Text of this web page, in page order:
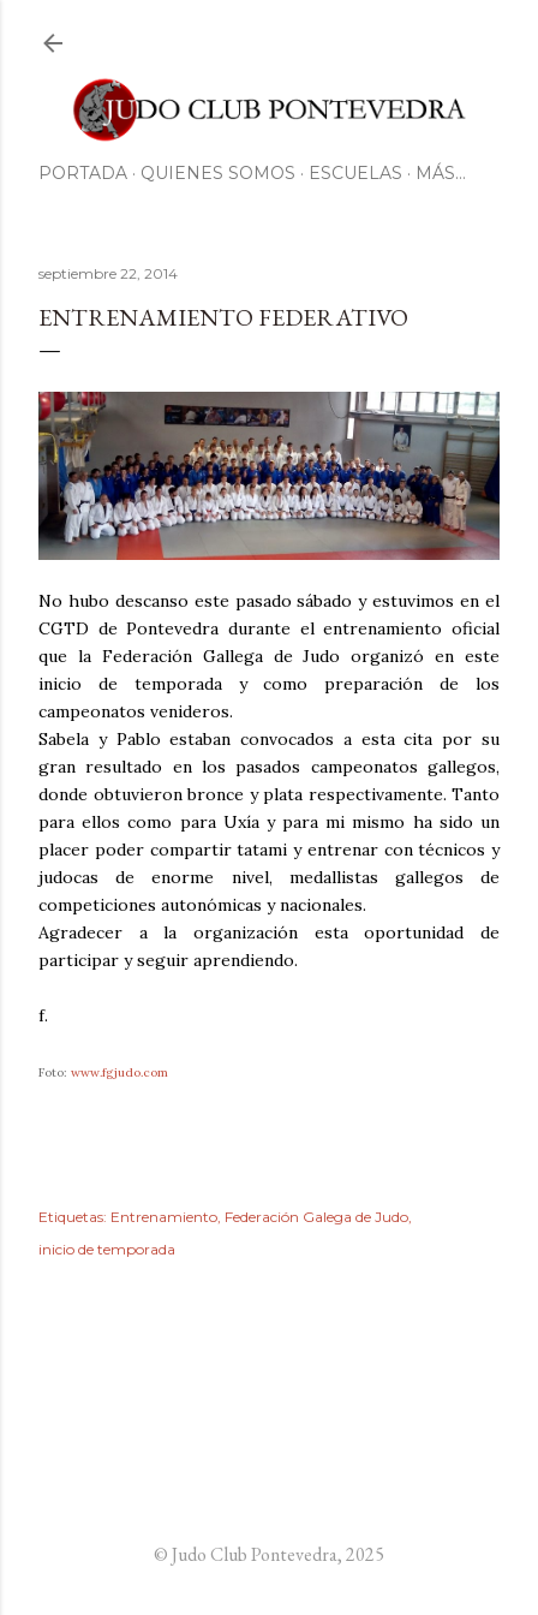
PORTADA QUIENES SOMOS ESCUELAS MÁS…
septiembre 22, 2014
ENTRENAMIENTO FEDERATIVO
No hubo descanso este pasado sábado y estuvimos en el
CGTD de Pontevedra durante el entrenamiento oficial
que la Federación Gallega de Judo organizó en este
inicio de temporada y como preparación de los
campeonatos venideros.
Sabela y Pablo estaban convocados a esta cita por su
gran resultado en los pasados campeonatos gallegos,
donde obtuvieron bronce y plata respectivamente. Tanto
para ellos como para Uxía y para mi mismo ha sido un
placer poder compartir tatami y entrenar con técnicos y
judocas de enorme nivel, medallistas gallegos de
competiciones autonómicas y nacionales.
Agradecer a la organización esta oportunidad de
participar y seguir aprendiendo.
f.
Foto: www.fgjudo.com
Etiquetas: Entrenamiento Federación Galega de Judo
inicio de temporada
© Judo Club Pontevedra, 2025